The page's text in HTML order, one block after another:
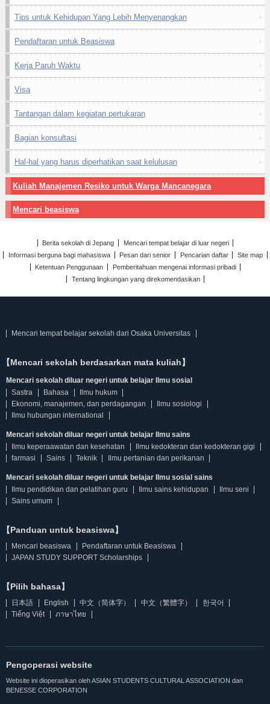
Tips untuk Kehidupan Yang Lebih Menyenangkan
Pendaftaran untuk Beasiswa
Kerja Paruh Waktu
Visa
Tantangan dalam kegiatan pertukaran
Bagian konsultasi
Hal-hal yang harus diperhatikan saat kelulusan
Kuliah Manajemen Resiko untuk Warga Mancanegara
Mencari beasiswa
Berita sekolah di Jepang
Mencari tempat belajar di luar negeri
Informasi berguna bagi mahasiswa
Pesan dari senior Pencarian daftar
Site map
Ketentuan Penggunaan
Pemberitahuan mengenai informasi pribadi
Tentang lingkungan yang direkomendasikan
Mencari tempat belajar sekolah dari Osaka Universitas
【Mencari sekolah berdasarkan mata kuliah】
Mencari sekolah diluar negeri untuk belajar Ilmu sosial
Sastra
Bahasa
Ilmu hukum
Ekonomi, manajemen, dan perdagangan
Ilmu sosiologi
Ilmu hubungan international
Mencari sekolah diluar negeri untuk belajar Ilmu sains
Ilmu keperaawatan dan kesehatan
Ilmu kedokteran dan kedokteran gigi
farmasi
Sains Teknik Ilmu pertanian dan perikanan
Mencari sekolah diluar negeri untuk belajar Ilmu sosial sains
Ilmu pendidikan dan pelatihan guru
Ilmu sains kehidupan
Ilmu seni
Sains umum
【Panduan untuk beasiswa】
Mencari beasiswa
Pendaftaran untuk Beasiswa
JAPAN STUDY SUPPORT Scholarships
【Pilih bahasa】
日本語 English 中文（简体字） 中文（繁體字）
한국어
Tiếng Việt
ภาษาไทย
Pengoperasi website
Website ini dioperasikan oleh ASIAN STUDENTS CULTURAL ASSOCIATION dan
BENESSE CORPORATION